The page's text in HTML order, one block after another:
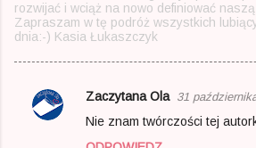
rozwijać i wciąż na nowo definiować
Zapraszam w tę podróż wszystkich
dnia:-) Kasia Łukaszczyk
K
Zaczytana Ola 31
Nie znam twórczości tej